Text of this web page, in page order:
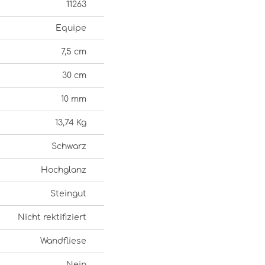
11263
Equipe
7,5 cm
30 cm
10 mm
13,74 Kg
Schwarz
Hochglanz
Steingut
Nicht rektifiziert
Wandfliese